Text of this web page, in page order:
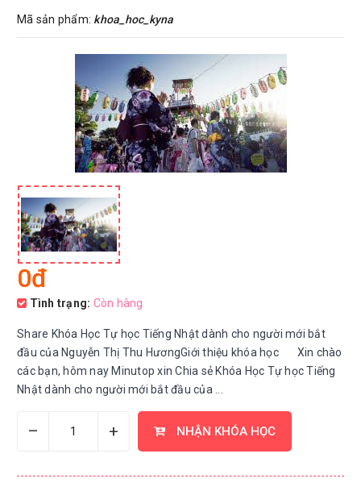
Mã sản phẩm: khoa_hoc_kyna
0đ
Tình trạng: Còn hàng
Share Khóa Học Tự học Tiếng Nhật dành cho người mới bắt
đầu của Nguyễn Thị Thu HươngGiới thiệu khóa học Xin chào
các bạn, hôm nay Minutop xin Chia sẻ Khóa Học Tự học Tiếng
Nhật dành cho người mới bắt đầu của ...
– + NHẬN KHÓA HỌC